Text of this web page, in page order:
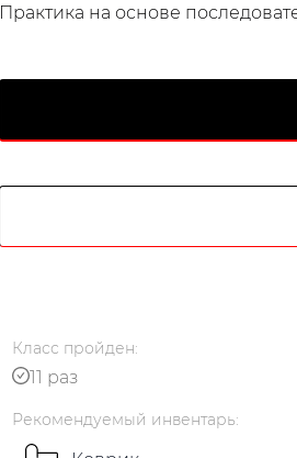
Практика на основе
Класс пройден:
11 раз
Рекомендуемый инвентарь: